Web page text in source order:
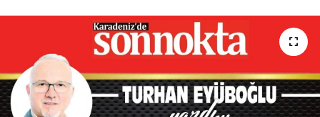
TRABZONSPOR
Yaşam